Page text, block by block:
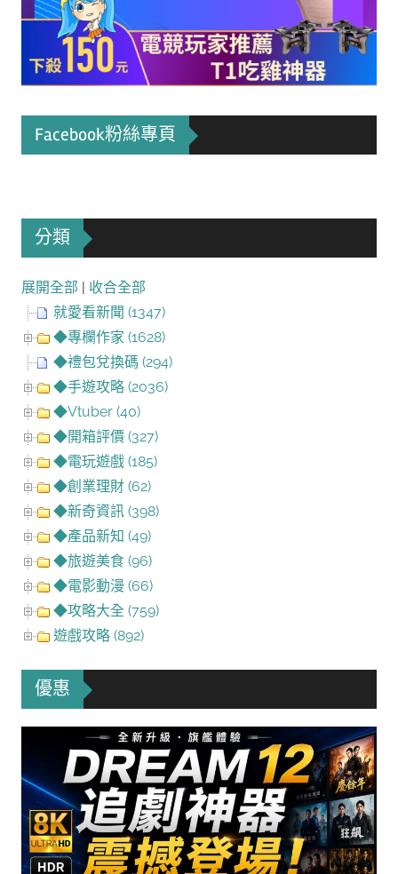
Facebook粉絲專頁
分類
展開全部
收合全部
就愛看新聞 (1347)
◆專欄作家 (1628)
◆禮包兌換碼 (294)
◆手遊攻略 (2036)
◆Vtuber (40)
◆開箱評價 (327)
◆電玩遊戲 (185)
◆創業理財 (62)
◆新奇資訊 (398)
◆產品新知 (49)
◆旅遊美食 (96)
◆電影動漫 (66)
◆攻略大全 (759)
遊戲攻略 (892)
優惠